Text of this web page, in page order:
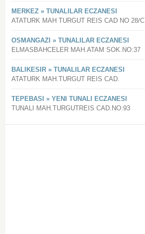
MERKEZ » TUNALILAR ECZANESI
ATATURK MAH TURGUT REIS CAD NO 28/C
OSMANGAZI » TUNALILAR ECZANESI
ELMASBAHCELER MAH.ATAM SOK.NO:37
BALIKESIR » TUNALILAR ECZANESI
ATATURK MAH.TURGUT REIS CAD.
TEPEBASI » YENI TUNALI ECZANESI
TUNALI MAH.TURGUTREIS CAD.NO:93